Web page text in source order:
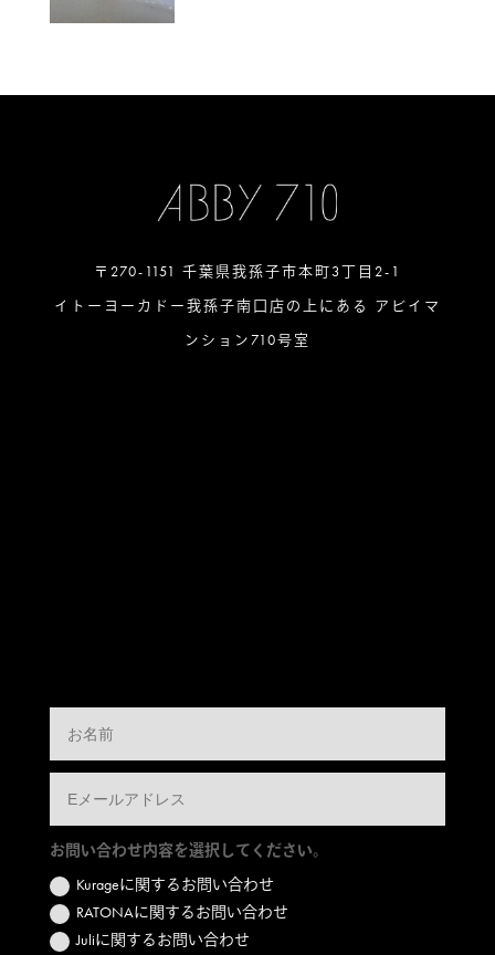
〒270-1151 千葉県我孫子市本町3丁目2-1
イトーヨーカドー我孫子南口店の上にある アビイマ
ンション710号室
お問い合わせ内容を選択してください。
Kurageに関するお問い合わせ
RATONAに関するお問い合わせ
Juliに関するお問い合わせ